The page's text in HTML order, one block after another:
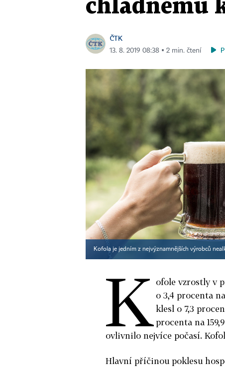
chladnému
ČTK
13. 8. 2019 08:38 ▪ 2 min. čtení
Kofola je jedním z nejvýznamnějších výrobců
K ofole vzrostly v
o 3,4 procenta
klesl o 7,3
procenta na
ovlivnilo nejvíce počasí.
Hlavní příčinou poklesu